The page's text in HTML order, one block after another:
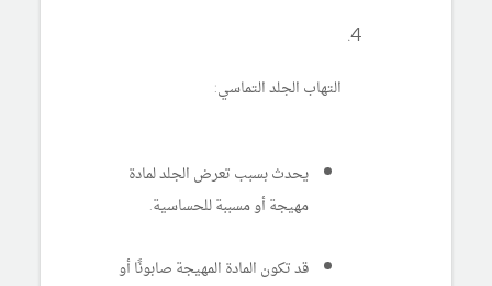
التهاب الجلد التماسي:
يحدث بسبب تعرض الجلد لمادة
مهيجة أو مسببة للحساسية.
قد تكون المادة المهيجة صابونًا أو